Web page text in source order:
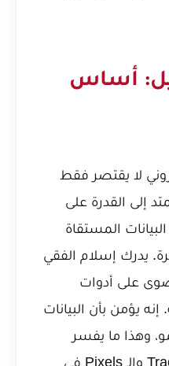
أساس
لا يقتصر فقط
إلى القدرة على
المستقاة
يدرك إسلام الفقي
على أدوات
يؤمن بأن البيانات
وهذا ما يفسر
أهمية الـ Tracking والـ Pixels في